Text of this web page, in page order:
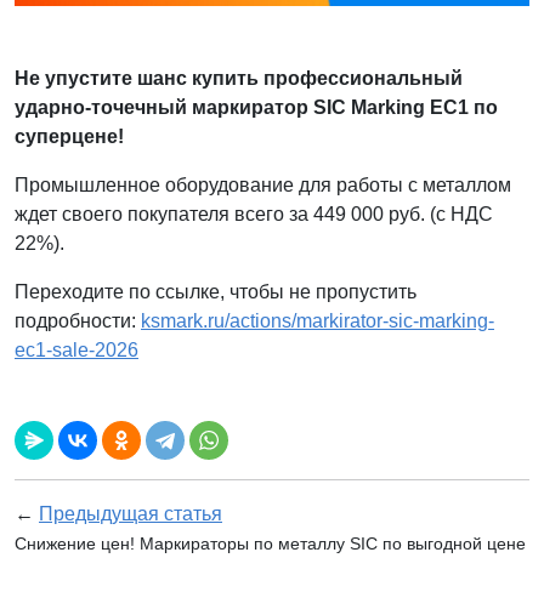
Не упустите шанс купить профессиональный
ударно-точечный маркиратор SIC Marking EC1 по
суперцене!
Промышленное оборудование для работы с металлом
ждет своего покупателя всего за 449 000 руб. (с НДС
22%).
Переходите по ссылке, чтобы не пропустить
подробности: ksmark.ru/actions/markirator-sic-marking-
ec1-sale-2026
← Предыдущая статья
Снижение цен! Маркираторы по металлу SIC по выгодной цене